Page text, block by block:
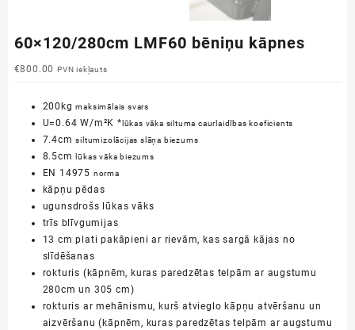
60×120/280cm LMF60 bēniņu kāpnes
€800.00 PVN iekļauts
200kgmaksimālais svars
U=0.64 W/m²K * lūkas vāka siltuma caurlaidības koeficients
7.4cmsiltumizolācijas slāņa biezums
8.5cm lūkas vāka biezums
EN 14975 norma
kāpņu pēdas
ugunsdrošs lūkas vāks
trīs blīvgumijas
13 cm plati pakāpieni ar rievām, kas sargā kājas no
slīdēšanas
rokturis (kāpnēm, kuras paredzētas telpām ar augstumu
280cm un 305 cm)
rokturis ar mehānismu, kurš atvieglo kāpņu atvēršanu un
aizvēršanu (kāpnēm, kuras paredzētas telpām ar augstumu